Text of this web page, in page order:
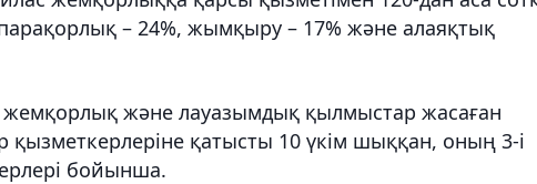
парақорлық – 24%, жымқыру – 17% және алаяқтық
жемқорлық және лауазымдық қылмыстар жасаған
қызметкерлеріне қатысты 10 үкім шыққан, оның 3-і
бойынша.